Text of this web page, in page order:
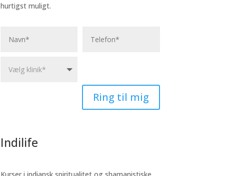
hurtigst muligt.
Ring til mig
Indilife
Kurser i indiansk spiritualitet og shamanistiske